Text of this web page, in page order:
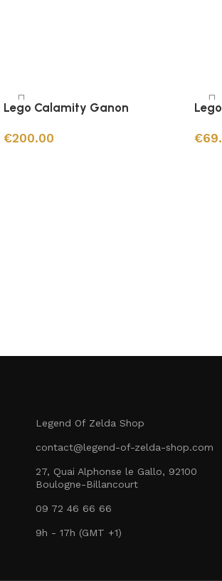
Lego Calamity Ganon
€200.00 €
Legend Of Zelda Shop
contact@legend-of-zelda-shop.com
27, Quai Alphonse le Gallo, 92100
Boulogne-Billancourt
09 72 46 66 66
9h - 17h (GMT +1)